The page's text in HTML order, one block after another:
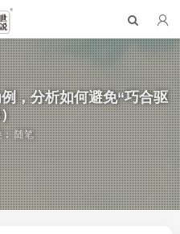
，分析如何避免“巧合驱
：随笔